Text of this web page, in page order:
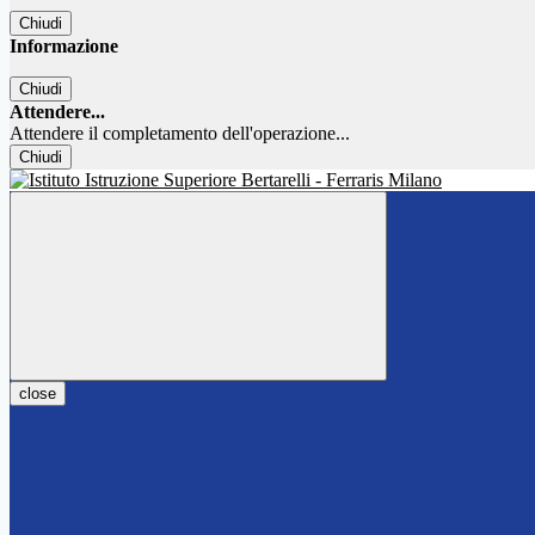
Chiudi
Informazione
Chiudi
Attendere...
Attendere il completamento dell'operazione...
Chiudi
close